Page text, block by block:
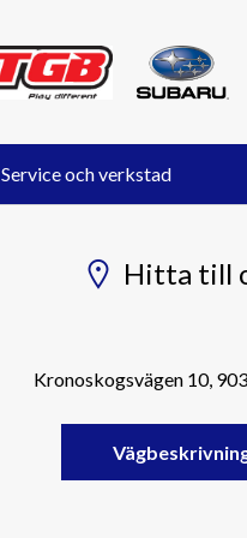
Service och verkstad
Hitta till
Kronoskogsvägen 10,